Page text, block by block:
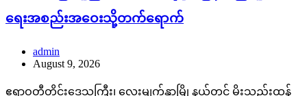
ရေးအစည်းအဝေးသို့တက်ရောက်
admin
August 9, 2026
ဧရာဝတီတိုင်းဒေသကြီး၊ လေးမျက်နှာမြို့နယ်တွင် မိုးသည်းထန်